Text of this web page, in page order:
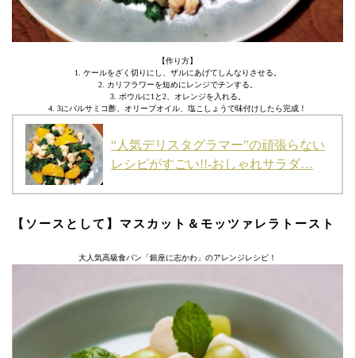
【作り方】
1. ケールをざく切りにし、ザルにあげてしんなりさせる。
2. カリフラワーを短めにレンジでチンする。
3. ボウルに1と2、オレンジを入れる。
4. 3にバルサミコ酢、オリーブオイル、塩こしょうで味付けしたら完成！
“人気デリスタグラマー”の頑張らない
レシピがすごい!!-おしゃれサラダ…
【ソースとして】マスカット＆モッツァレラトースト
大人気高級食パン「銀座に志かわ」のアレンジレシピ！